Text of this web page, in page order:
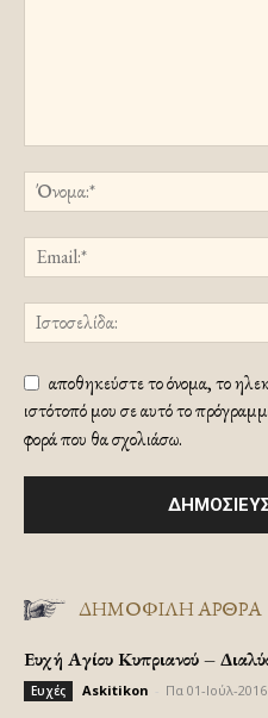
αποθηκεύστε το όνομα, το
ιστότοπό μου σε αυτό το
φορά που θα σχολιάσω.
ΔΗΜΟΦΙΛΗ ΑΡΘΡΑ
Ευχή Αγίου Κυπριανού –
Ευχές Askitikon Πα 01-Ιούλ-2016